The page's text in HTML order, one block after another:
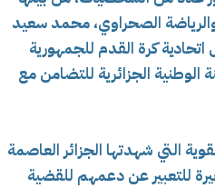
والرياضة الصحراوي، محمد سعيد
كرة القدم للجمهورية
الوطنية الجزائرية للتضامن مع
التي شهدتها الجزائر العاصمة
للتعبير عن دعمهم للقضية